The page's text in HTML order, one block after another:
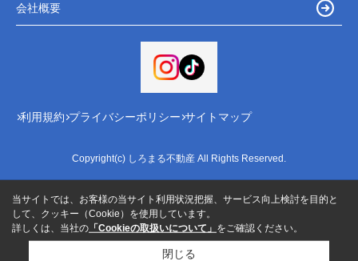
会社概要
利用規約 プライバシーポリシー サイトマップ
Copyright(c) しろまる不動産 All Rights Reserved.
当サイトでは、お客様の当サイト利用状況把握、サービス向上検討を目的と
して、クッキー（Cookie）を使用しています。
詳しくは、当社の 「Cookieの取扱いについて」 をご確認ください。
閉じる